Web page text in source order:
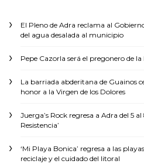
El Pleno de Adra reclama al
del agua desalada al municipio
Pepe Cazorla será el pregonero de
La barriada abderitana de Guainos
honor a la Virgen de los Dolores
Juerga’s Rock regresa a Adra del 5
Resistencia’
‘Mi Playa Bonica’ regresa a las
reciclaje y el cuidado del litoral